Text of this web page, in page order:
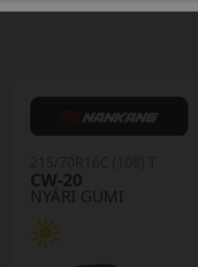
NYÁRI GUMI
CW-20